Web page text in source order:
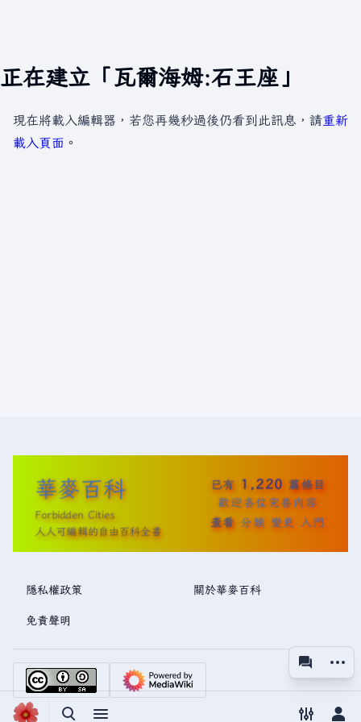
正在建立「瓦爾海姆:石王座」
視圖
更多
現在將載入編輯器，若您再幾秒過後仍看到此訊息，請重新
載入頁面 。
華麥百科
Forbidden Cities
人人可編輯的自由百科全書
已有 1,220 篇條目
歡迎各位完善內容
查看 分類 變更 入門
隱私權政策 關於華麥百科
免責聲明